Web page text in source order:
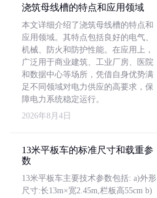
浇筑母线槽的特点和应用领域
本文详细介绍了浇筑母线槽的特点和
应用领域。其特点包括良好的电气、
机械、防火和防护性能。在应用上，
广泛用于商业建筑、工业厂房、医院
和数据中心等场所，凭借自身优势满
足不同领域对电力供应的高要求，保
障电力系统稳定运行。
2026年8月4日
13米平板车的标准尺寸和载重参
数
13米平板车主要技术参数包括: a)外形
尺寸:长13m×宽2.45m,栏板高55cm b)